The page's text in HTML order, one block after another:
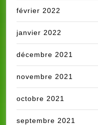
février 2022
janvier 2022
décembre 2021
novembre 2021
octobre 2021
septembre 2021